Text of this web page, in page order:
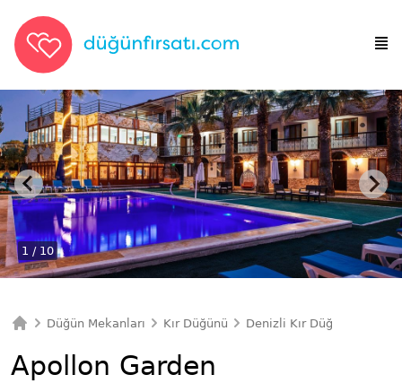
1 / 10
Düğün Mekanları Kır Düğünü Denizli Kır Düğünü
Apollon Garden